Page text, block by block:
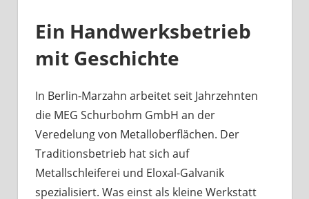
Ein Handwerksbetrieb
mit Geschichte
In Berlin-Marzahn arbeitet seit Jahrzehnten
die MEG Schurbohm GmbH an der
Veredelung von Metalloberflächen. Der
Traditionsbetrieb hat sich auf
Metallschleiferei und Eloxal-Galvanik
spezialisiert. Was einst als kleine Werkstatt